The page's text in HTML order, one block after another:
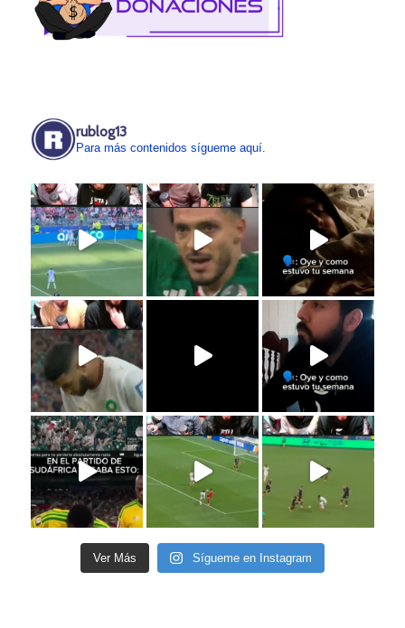
rublog13
Para más contenidos sígueme aquí.
Ver Más Sígueme en Instagram